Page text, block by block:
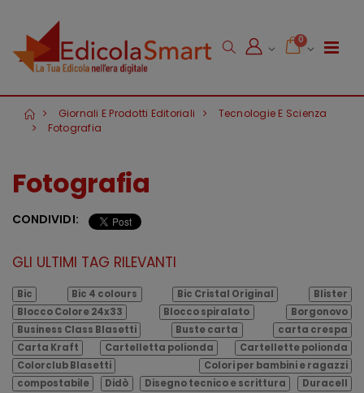
0
Giornali E Prodotti Editoriali
Tecnologie E Scienza
Fotografia
Fotografia
CONDIVIDI:
GLI ULTIMI TAG RILEVANTI
Bic Bic 4 colours Bic Cristal Original
Blister
Blocco Colore 24x33
Blocco spiralato
Borgonovo
Business Class Blasetti
Buste carta
carta crespa
Carta Kraft
Cartelletta polionda
Cartellette polionda
Colorclub Blasetti
Colori per bambini e ragazzi
compostabile
Didò Disegno tecnico e scrittura
Duracell